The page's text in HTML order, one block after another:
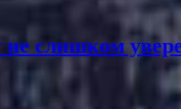
слишком